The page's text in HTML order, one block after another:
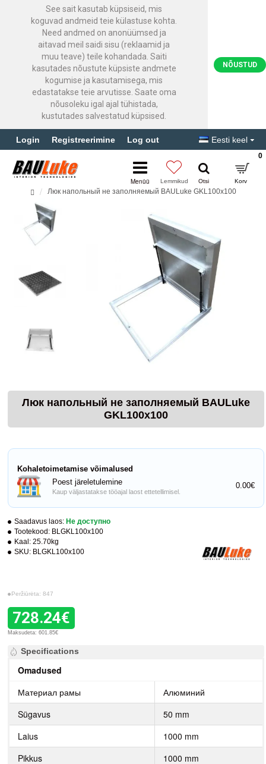
See sait kasutab küpsiseid, mis
koguvad andmeid teie külastuse kohta.
Need andmed on anonüümsed ja
aitavad meil saidi sisu (reklaamid ja
muu teave) teile kohandada. Saiti
kasutades nõustute küpsiste andmete
kogumise ja kasutamisega, mis
edastatakse teie arvutisse. Saate oma
nõusoleku igal ajal tühistada,
kustutades salvestatud küpsised.
NÕUSTUD
Login Registreerimine Log out Eesti keel
0
Люк напольный не заполняемый BAULuke GKL100x100
Люк напольный не заполняемый BAULuke
GKL100x100
Saadavus laos: Не доступно
Tootekood: BLGKL100x100
Kaal: 25.70kg
SKU: BLGKL100x100
Peržiūrėta: 847
728.24€
Maksudeta: 601.85€
Kohaletoimetamise võimalused
Poest järeletulemine
Kaup väljastatakse tööajal laost ettetellimisel.
0.00€
Specifications
Omadused
Материал рамы
Алюминий
Sügavus
50 mm
Laius
1000 mm
Pikkus
1000 mm